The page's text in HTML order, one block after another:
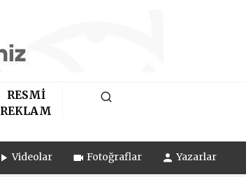
RESMİ
REKLAM
Videolar Fotoğraflar Yazarlar